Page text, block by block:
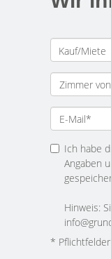
Ich habe
Angaben
Hinweis:
* Pflichtfelder